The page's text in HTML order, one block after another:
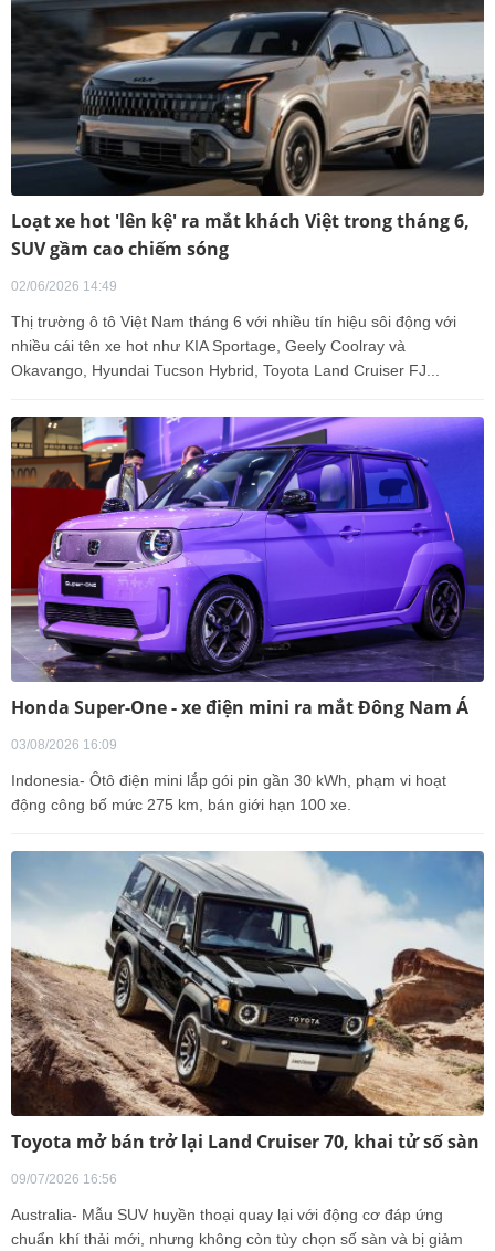
Loạt xe hot 'lên kệ' ra mắt khách Việt trong tháng 6,
SUV gầm cao chiếm sóng
02/06/2026 14:49
Thị trường ô tô Việt Nam tháng 6 với nhiều tín hiệu sôi động với
nhiều cái tên xe hot như KIA Sportage, Geely Coolray và
Okavango, Hyundai Tucson Hybrid, Toyota Land Cruiser FJ...
Honda Super-One - xe điện mini ra mắt Đông Nam Á
03/08/2026 16:09
Indonesia- Ôtô điện mini lắp gói pin gần 30 kWh, phạm vi hoạt
động công bố mức 275 km, bán giới hạn 100 xe.
Toyota mở bán trở lại Land Cruiser 70, khai tử số sàn
09/07/2026 16:56
Australia- Mẫu SUV huyền thoại quay lại với động cơ đáp ứng
chuẩn khí thải mới, nhưng không còn tùy chọn số sàn và bị giảm